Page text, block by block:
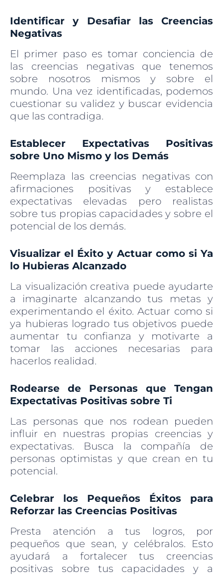
Identificar y Desafiar las Creencias
Negativas
El primer paso es tomar conciencia de
las creencias negativas que tenemos
sobre nosotros mismos y sobre el
mundo. Una vez identificadas, podemos
cuestionar su validez y buscar evidencia
que las contradiga.
Establecer Expectativas Positivas
sobre Uno Mismo y los Demás
Reemplaza las creencias negativas con
afirmaciones positivas y establece
expectativas elevadas pero realistas
sobre tus propias capacidades y sobre el
potencial de los demás.
Visualizar el Éxito y Actuar como si Ya
lo Hubieras Alcanzado
La visualización creativa puede ayudarte
a imaginarte alcanzando tus metas y
experimentando el éxito. Actuar como si
ya hubieras logrado tus objetivos puede
aumentar tu confianza y motivarte a
tomar las acciones necesarias para
hacerlos realidad.
Rodearse de Personas que Tengan
Expectativas Positivas sobre Ti
Las personas que nos rodean pueden
influir en nuestras propias creencias y
expectativas. Busca la compañía de
personas optimistas y que crean en tu
potencial.
Celebrar los Pequeños Éxitos para
Reforzar las Creencias Positivas
Presta atención a tus logros, por
pequeños que sean, y celébralos. Esto
ayudará a fortalecer tus creencias
positivas sobre tus capacidades y a